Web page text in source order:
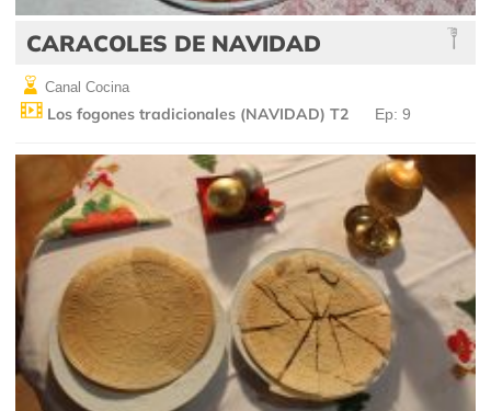
CARACOLES DE NAVIDAD
Canal Cocina
Los fogones tradicionales (NAVIDAD) T2 Ep: 9